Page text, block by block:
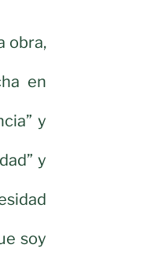
obra,
en
y
y
soy